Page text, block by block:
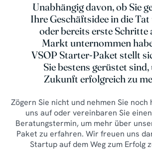
Unabhängig davon, ob Sie
Ihre Geschäftsidee in die
oder bereits erste Schritte
Markt unternommen
VSOP Starter-Paket stellt
Sie bestens gerüstet
Zukunft erfolgreich zu
Zögern Sie nicht und nehmen Sie
uns auf oder vereinbaren Sie
Beratungstermin, um mehr über
Paket zu erfahren. Wir freuen uns
Startup auf dem Weg zum Erfolg